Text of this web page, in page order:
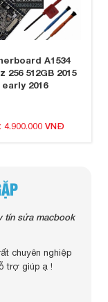
A1534
256 512GB 2015
early 2016
4.900.000 VNĐ
tín sửa macbook
chuyên nghiệp
trợ giúp ạ !